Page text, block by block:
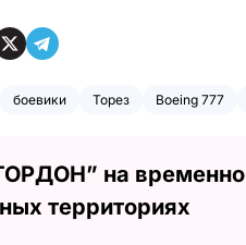
боевики Торез Boeing 777
на временно
территориях